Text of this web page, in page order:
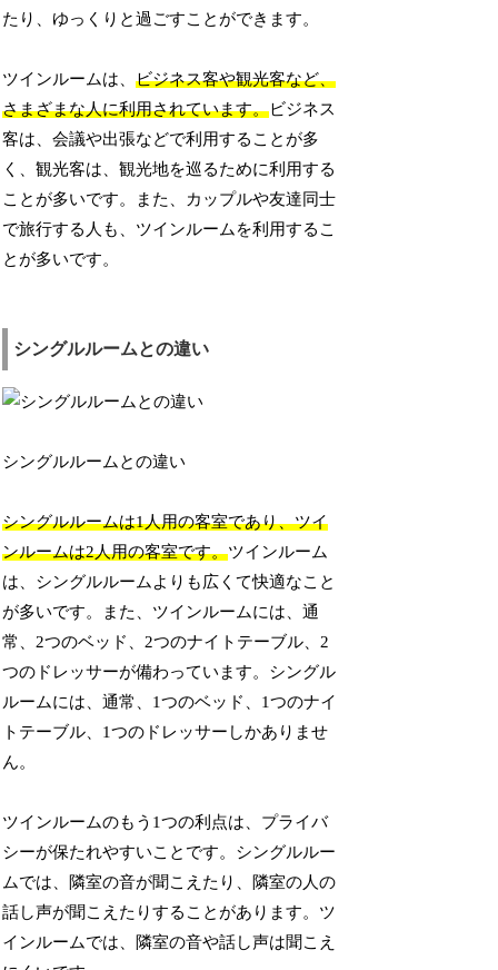
たり、ゆっくりと過ごすことができます。
ツインルームは、ビジネス客や観光客など、
さまざまな人に利用されています。ビジネス
客は、会議や出張などで利用することが多
く、観光客は、観光地を巡るために利用する
ことが多いです。また、カップルや友達同士
で旅行する人も、ツインルームを利用するこ
とが多いです。
シングルルームとの違い
シングルルームとの違い
シングルルームは1人用の客室であり、ツイ
ンルームは2人用の客室です。ツインルーム
は、シングルルームよりも広くて快適なこと
が多いです。また、ツインルームには、通
常、2つのベッド、2つのナイトテーブル、2
つのドレッサーが備わっています。シングル
ルームには、通常、1つのベッド、1つのナイ
トテーブル、1つのドレッサーしかありませ
ん。
ツインルームのもう1つの利点は、プライバ
シーが保たれやすいことです。シングルルー
ムでは、隣室の音が聞こえたり、隣室の人の
話し声が聞こえたりすることがあります。ツ
インルームでは、隣室の音や話し声は聞こえ